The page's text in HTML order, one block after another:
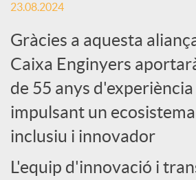
e
s
S
o
23.08.2024
Gràcies a aquesta
Caixa Enginyers
de 55 anys
impulsant un
inclusiu i innovador
L'equip d'innovació i